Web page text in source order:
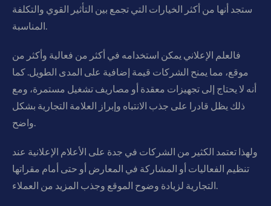
ستجد أنها من أكثر الخيارات التي تجمع بين التأثير القوي والتكلفة
المناسبة.
فالعلم الإعلاني يمكن استخدامه في أكثر من فعالية وأكثر من
موقع، مما يمنح الشركات قيمة إضافية على المدى الطويل. كما
أنه لا يحتاج إلى تجهيزات معقدة أو مصاريف تشغيل مستمرة، ومع
ذلك يظل قادرا على جذب الانتباه وإبراز العلامة التجارية بشكل
واضح.
ولهذا تعتمد الكثير من الشركات في جدة على الأعلام الإعلانية عند
تنظيم الفعاليات أو المشاركة في المعارض أو حتى أمام مقراتها
التجارية لزيادة وضوح الموقع وجذب المزيد من العملاء.